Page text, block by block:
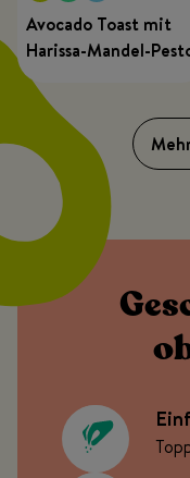
Avocado Toast mit
Harissa-Mandel-